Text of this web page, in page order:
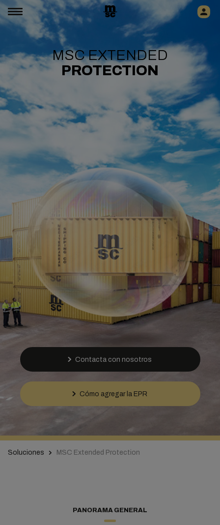
MSC EXTENDED
PROTECTION
Contacta con nosotros
Cómo agregar la EPR
Soluciones MSC Extended Protection
PANORAMA GENERAL